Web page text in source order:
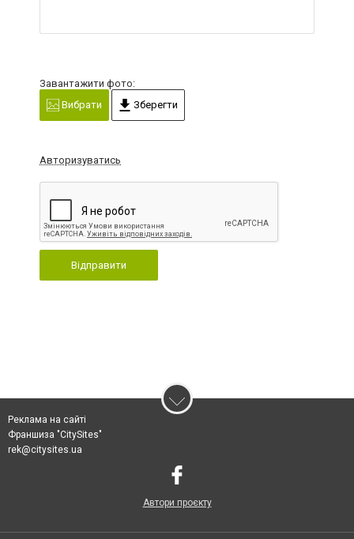
Завантажити фото:
Вибрати
Зберегти
Авторизуватись
Відправити
Реклама на сайті
Франшиза "CitySites"
rek@citysites.ua
Автори проєкту